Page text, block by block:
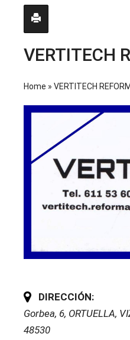
VERTITECH
Home » VERTITECH
DIRECCIÓN:
Gorbea, 6, ORTUELLA,
48530